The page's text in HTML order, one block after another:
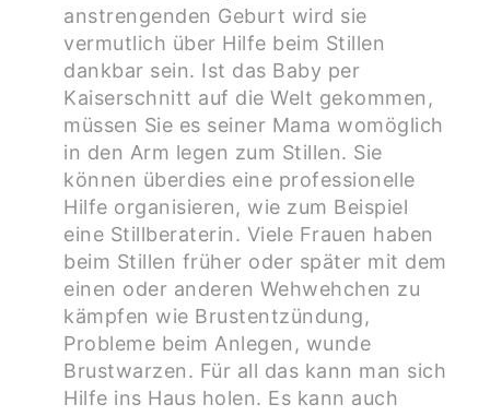
anstrengenden Geburt wird sie
vermutlich über Hilfe beim Stillen
dankbar sein. Ist das Baby per
Kaiserschnitt auf die Welt gekommen,
müssen Sie es seiner Mama womöglich
in den Arm legen zum Stillen. Sie
können überdies eine professionelle
Hilfe organisieren, wie zum Beispiel
eine Stillberaterin. Viele Frauen haben
beim Stillen früher oder später mit dem
einen oder anderen Wehwehchen zu
kämpfen wie Brustentzündung,
Probleme beim Anlegen, wunde
Brustwarzen. Für all das kann man sich
Hilfe ins Haus holen. Es kann auch